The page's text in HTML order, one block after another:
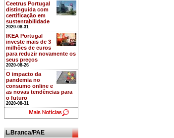
Ceetrus Portugal
distinguida com
certificação em
sustentabilidade
2020-08-31
IKEA Portugal
investe mais de 3
milhões de euros
para reduzir novamente os
seus preços
2020-08-26
O impacto da
pandemia no
consumo online e
as novas tendências para
o futuro
2020-08-31
L.Branca/PAE